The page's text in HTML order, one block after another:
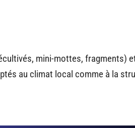
mini-mottes, fragments)
au climat local comme à la